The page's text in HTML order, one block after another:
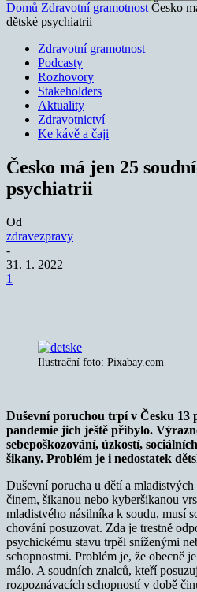
Domů Zdravotní gramotnost Česko
dětské psychiatrii
Zdravotní gramotnost
Podcasty
Rozhovory
Stakeholders
Aktuality
Zdravotnictví
Ke kávě a čaji
Česko má jen 25
psychiatrii
Od
zdravezpravy
-
31. 1. 2022
1
Ilustrační foto: Pixabay.com
Duševní poruchou trpí v Česku 13
pandemie jich ještě přibylo.
sebepoškozování, úzkostí,
šikany. Problém je i nedostatek
Duševní porucha u dětí a
činem, šikanou nebo kyberšikanou
mladistvého násilníka k soudu, musí
chování posuzovat. Zda je trestně
psychickému stavu trpěl sníženými
schopnostmi. Problém je, že obecně
málo. A soudních znalců, kteří
rozpoznávacích schopností v době